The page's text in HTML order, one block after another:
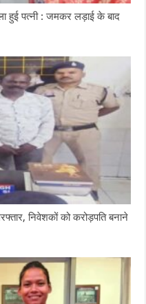
पत्नी : जमकर लड़ाई के बाद
निवेशकों को करोड़पति बनाने